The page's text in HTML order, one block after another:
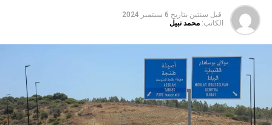
قبل سنتين بتاريخ 6 سبتمبر 2024
الكاتب: محمد نبيل